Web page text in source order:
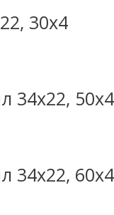
30х4
34х22, 50х4
34х22, 60х4